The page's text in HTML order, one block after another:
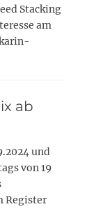
Stacking
am
ab
und
von 19
Register